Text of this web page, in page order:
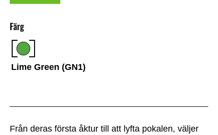
Från deras första åktur till att lyfta pokalen, väljer
Färg
Lime Green (GN1)